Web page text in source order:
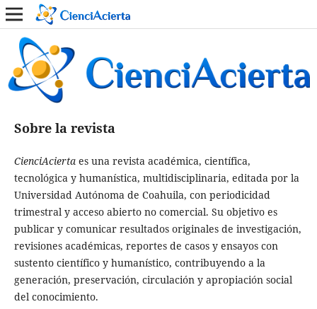
Sobre la revista
CienciAciertaes una revista académica, científica,
tecnológica y humanística, multidisciplinaria, editada por la
Universidad Autónoma de Coahuila, con periodicidad
trimestral y acceso abierto no comercial. Su objetivo es
publicar y comunicar resultados originales de investigación,
revisiones académicas, reportes de casos y ensayos con
sustento científico y humanístico, contribuyendo a la
generación, preservación, circulación y apropiación social
del conocimiento.